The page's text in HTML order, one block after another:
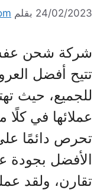
24/02/2023 بقلم
شركة شحن
تتيح أفضل
للجميع، حيث
عملائها في
تحرص دائمًا
الأفضل بجودة
تقارن، ولقد